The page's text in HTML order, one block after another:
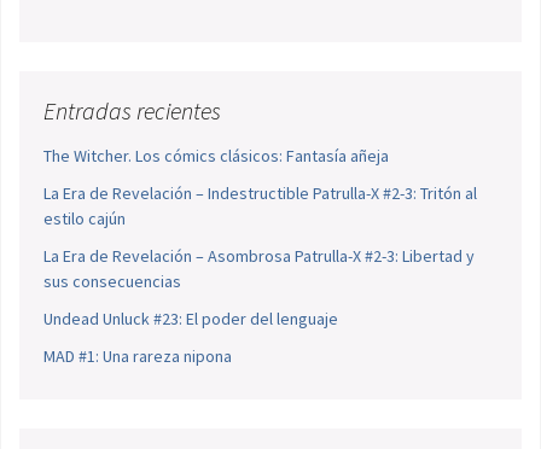
Entradas recientes
The Witcher. Los cómics clásicos: Fantasía añeja
La Era de Revelación – Indestructible Patrulla-X #2-3: Tritón al
estilo cajún
La Era de Revelación – Asombrosa Patrulla-X #2-3: Libertad y
sus consecuencias
Undead Unluck #23: El poder del lenguaje
MAD #1: Una rareza nipona